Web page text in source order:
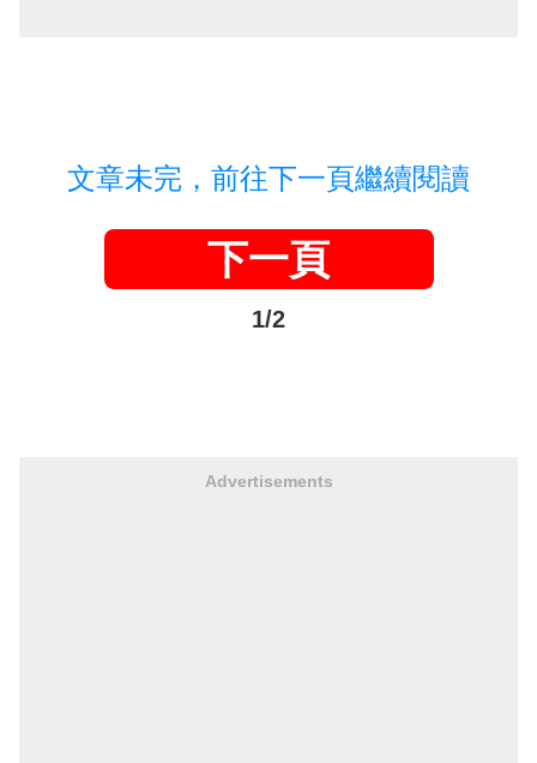
文章未完，前往下一頁繼續閱讀
下一頁
1/2
Advertisements